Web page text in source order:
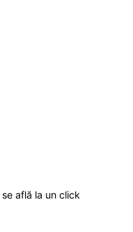
află la un click